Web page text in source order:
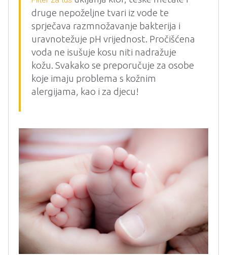
druge nepoželjne tvari iz vode te
sprječava razmnožavanje bakterija i
uravnotežuje pH vrijednost. Pročišćena
voda ne isušuje kosu niti nadražuje
kožu. Svakako se preporučuje za osobe
koje imaju problema s kožnim
alergijama, kao i za djecu!